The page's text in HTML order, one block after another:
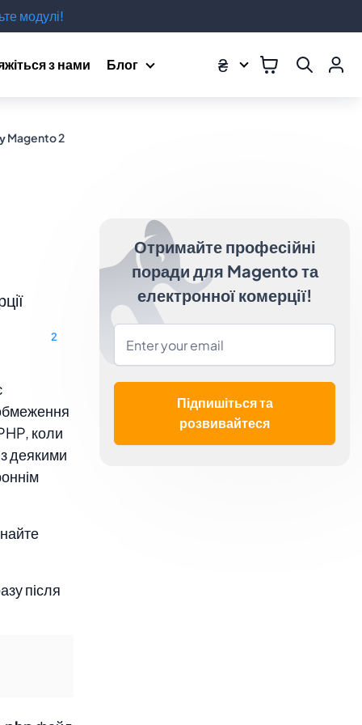
з нами Блог ₴
Magento 2
2
коли
деякими
після
Отримайте професійні
поради для Magento та
електронної комерції!
Підпишіться та
розвивайтеся
модулі!